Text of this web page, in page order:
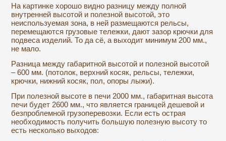
На картинке хорошо видно разницу между полной
внутренней высотой и полезной высотой, это
неиспользуемая зона, в ней размещаются рельсы,
перемещаются грузовые тележки, дают зазор крючки для
подвеса изделий. То да сё, а выходит минимум 200 мм.,
не мало.
Разница между габаритной высотой и полезной высотой
– 600 мм. (потолок, верхний косяк, рельсы, тележки,
крючки, нижний косяк, пол, опоры лыжи).
При полезной высоте в печи 2000 мм., габаритная высота
печи будет 2600 мм., что является границей дешевой и
безпроблемной грузоперевозки. Если есть острая
необходимость получить большую полезную высоту то
есть несколько выходов: